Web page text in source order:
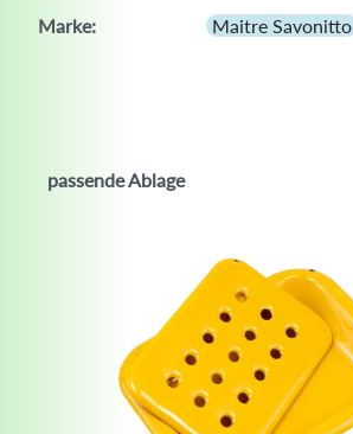
Marke: Maitre Savonitto
passende Ablage